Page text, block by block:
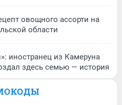
овощного ассорти на
области
иностранец из Камеруна
здесь семью — история